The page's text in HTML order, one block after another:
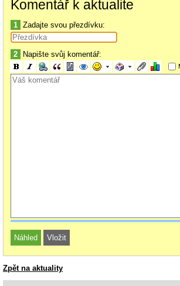
Komentář k aktualite
1 Zadajte svou přezdívku:
2 Napište svůj komentář:
Zpět na aktuality